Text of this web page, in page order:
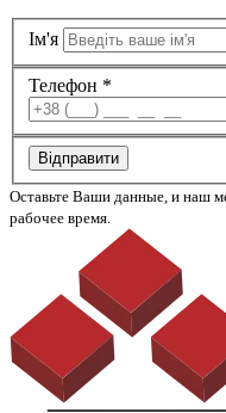
Ім'я
Телефон *
Відправити
Оставьте Ваши данные, и наш
рабочее время.